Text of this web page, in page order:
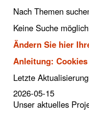
Nach Themen
Keine Suche
Ändern Sie hier
Anleitung:
Letzte
2026-05-15
Unser aktuelles